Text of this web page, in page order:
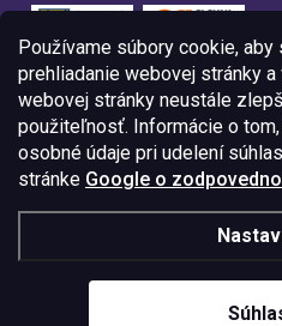
Používame súbory cookie,
prehliadanie webovej stránky
webovej stránky neustále
použiteľnosť. Informácie o
osobné údaje pri udelení
stránke Google o
Nakupujte
Vďaka
dáta v
© Copyright2026
Gajova 4,